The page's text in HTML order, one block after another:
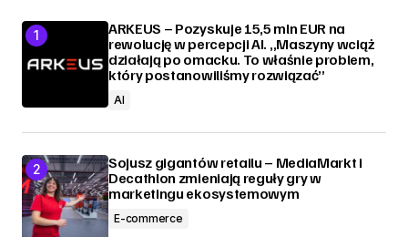
ARKEUS – Pozyskuje 15,5 mln EUR na
rewolucję w percepcji AI. „Maszyny wciąż
działają po omacku. To właśnie problem,
który postanowiliśmy rozwiązać”
AI
Sojusz gigantów retailu – MediaMarkt i
Decathlon zmieniają reguły gry w
marketingu ekosystemowym
E-commerce